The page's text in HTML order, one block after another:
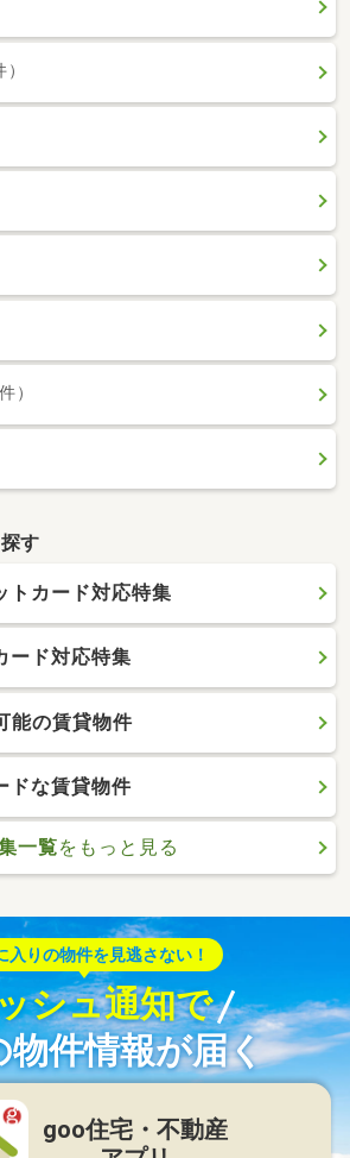
）
す
トカード対応特集
ード対応特集
能の賃貸物件
ドな賃貸物件
一覧をもっと見る
入りの物件を見逃さない！
シュ通知で
物件情報が届く
goo住宅・不動産